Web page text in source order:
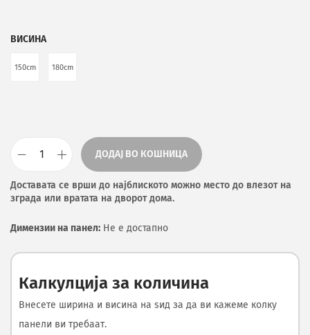
ВИСИНА
150cm 180cm
ДОДАЈ ВО КОШНИЦА
Доставата се врши до најблиското можно место до влезот на
зграда или вратата на дворот дома.
Димензии на панел: Не е достапно
Калкулција за количина
Внесете ширина и висина на ѕид за да ви кажеме колку
панели ви требаат.